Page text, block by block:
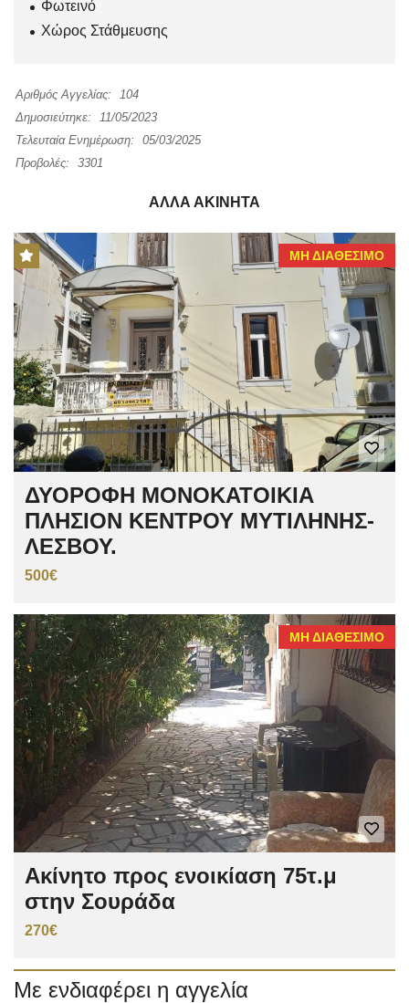
Φωτεινό
Χώρος Στάθμευσης
Αριθμός Αγγελίας:
104
Δημοσιεύτηκε:
11/05/2023
Τελευταία Ενημέρωση:
05/03/2025
Προβολές:
3301
ΆΛΛΑ ΑΚΊΝΗΤΑ
ΜΗ ΔΙΑΘΈΣΙΜΟ
ΔΥΟΡΟΦΗ ΜΟΝΟΚΑΤΟΙΚΙΑ
ΠΛΗΣΙΟΝ ΚΕΝΤΡΟΥ ΜΥΤΙΛΗΝΗΣ-
ΛΕΣΒΟΥ.
500€
ΜΗ ΔΙΑΘΈΣΙΜΟ
Ακίνητο προς ενοικίαση 75τ.μ
στην Σουράδα
270€
Με ενδιαφέρει η αγγελία